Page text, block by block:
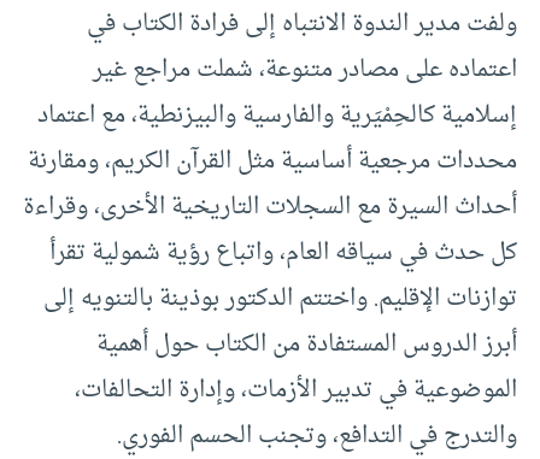
ولفت مدير الندوة الانتباه إلى فرادة الكتاب في
اعتماده على مصادر متنوعة، شملت مراجع غير
إسلامية كالحِمْيَرية والفارسية والبيزنطية، مع اعتماد
محددات مرجعية أساسية مثل القرآن الكريم، ومقارنة
أحداث السيرة مع السجلات التاريخية الأخرى، وقراءة
كل حدث في سياقه العام، واتباع رؤية شمولية تقرأ
توازنات الإقليم. واختتم الدكتور بوذينة بالتنويه إلى
أبرز الدروس المستفادة من الكتاب حول أهمية
الموضوعية في تدبير الأزمات، وإدارة التحالفات،
والتدرج في التدافع، وتجنب الحسم الفوري.